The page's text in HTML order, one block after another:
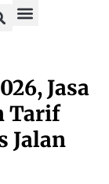
Jasa
Tarif
Jalan